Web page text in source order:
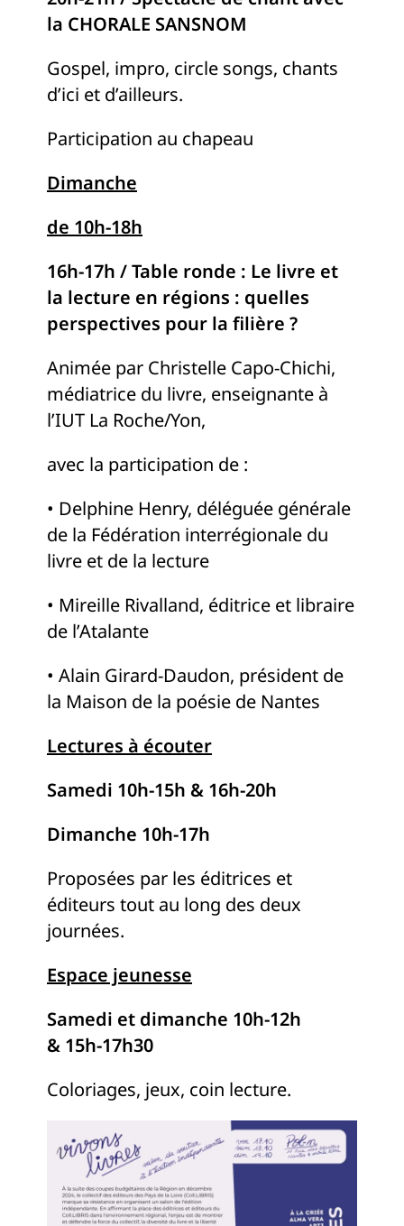
la CHORALE SANSNOM
Gospel, impro, circle songs, chants
d’ici et d’ailleurs.
Participation au chapeau
Dimanche
de 10h-18h
16h-17h / Table ronde : Le livre et
la lecture en régions : quelles
perspectives pour la filière ?
Animée par Christelle Capo-Chichi,
médiatrice du livre, enseignante à
l’IUT La Roche/Yon,
avec la participation de :
• Delphine Henry, déléguée générale
de la Fédération interrégionale du
livre et de la lecture
• Mireille Rivalland, éditrice et libraire
de l’Atalante
• Alain Girard-Daudon, président de
la Maison de la poésie de Nantes
Lectures à écouter
Samedi 10h-15h & 16h-20h
Dimanche 10h-17h
Proposées par les éditrices et
éditeurs tout au long des deux
journées.
Espace jeunesse
Samedi et dimanche 10h-12h
& 15h-17h30
Coloriages, jeux, coin lecture.